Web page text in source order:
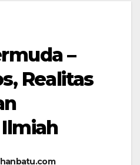
–
Realitas